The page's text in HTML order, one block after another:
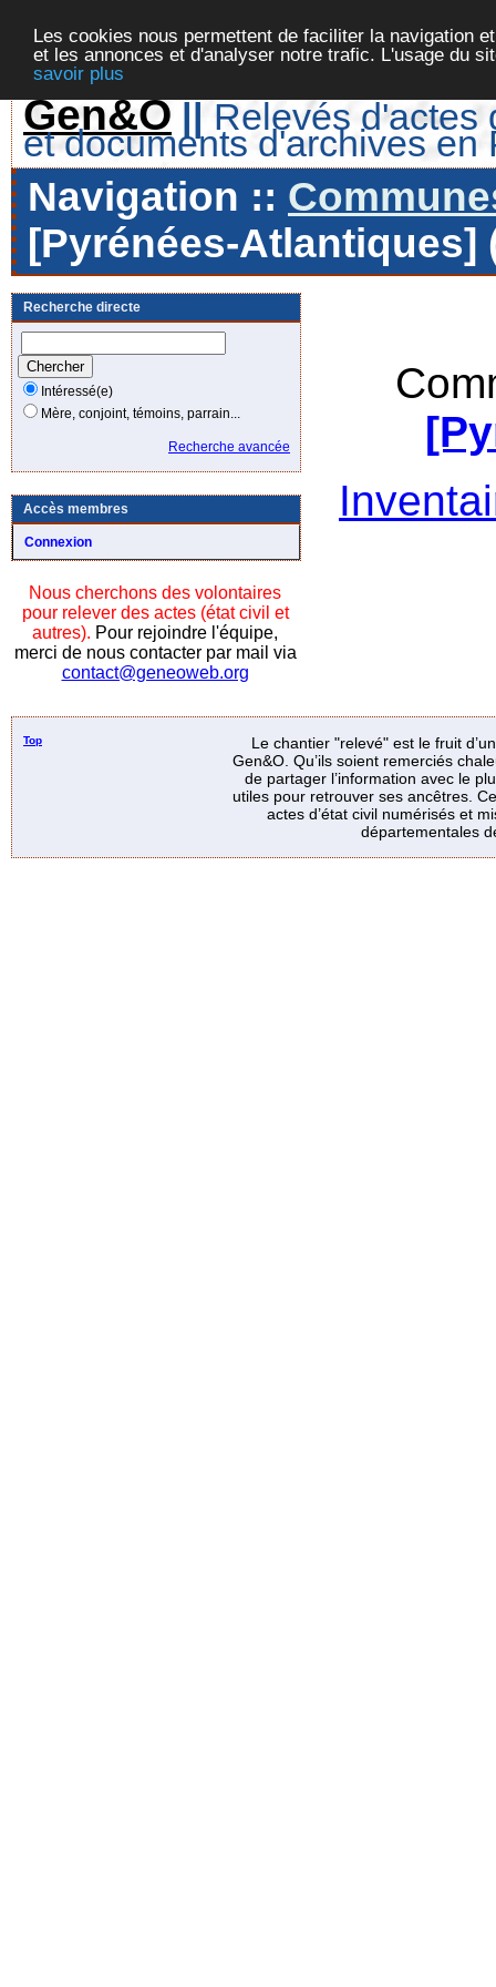
Les cookies nous permettent de faciliter la navigation
et les annonces et d'analyser notre trafic. L'usage du
savoir plus
Gen&O || Relevés d'actes
et documents d'archives en
Navigation ::
[Pyrénées-Atlantiques]
Recherche directe
Intéressé(e)
Mère, conjoint, témoins, parrain...
Recherche avancée
Accès membres
Connexion
Nous cherchons des volontaires
pour relever des actes (état civil et
autres). Pour rejoindre l'équipe,
merci de nous contacter par mail via
contact@geneoweb.org
Top
Le chantier "relevé" est le fruit
Gen&O. Qu’ils soient remerciés
de partager l’information avec le
utiles pour retrouver ses ancêtres.
actes d’état civil numérisés et
départementales